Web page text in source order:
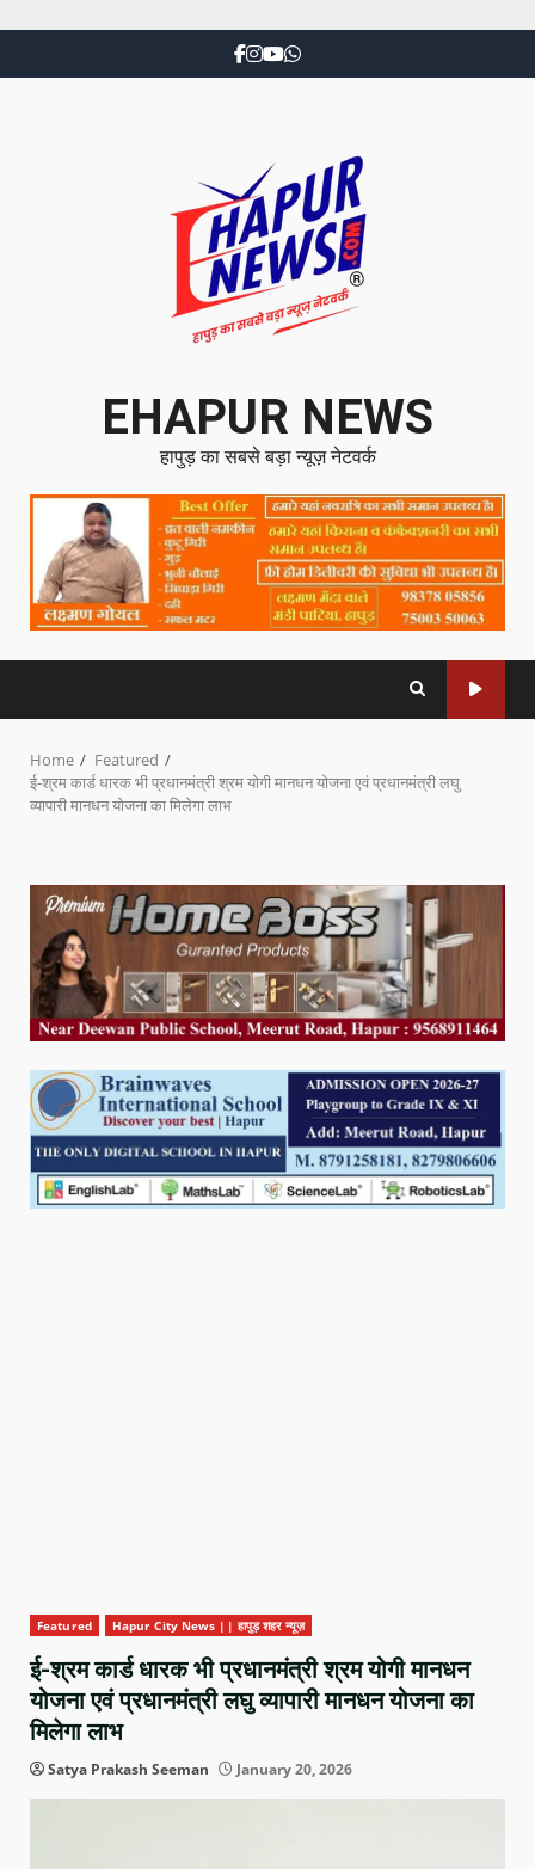
EHAPUR NEWS
हापुड़ का सबसे बड़ा न्यूज़ नेटवर्क
Home
Featured
ई-श्रम कार्ड धारक भी प्रधानमंत्री श्रम योगी मानधन योजना एवं प्रधानमंत्री लघु
व्यापारी मानधन योजना का मिलेगा लाभ
Featured Hapur City News || हापुड़ शहर न्यूज़
ई-श्रम कार्ड धारक भी प्रधानमंत्री श्रम योगी मानधन
योजना एवं प्रधानमंत्री लघु व्यापारी मानधन योजना का
मिलेगा लाभ
Satya Prakash Seeman January 20, 2026